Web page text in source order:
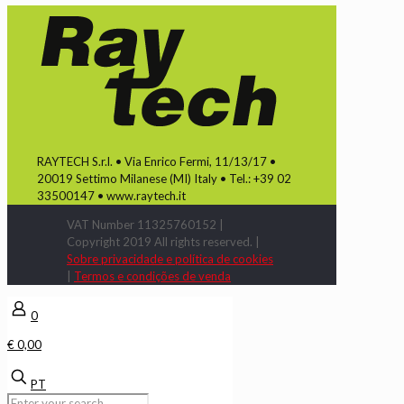
RAYTECH S.r.l. • Via Enrico Fermi, 11/13/17 •
20019 Settimo Milanese (MI) Italy • Tel.: +39 02
33500147 • www.raytech.it
VAT Number 11325760152 |
Copyright 2019 All rights reserved. |
Sobre privacidade e política de cookies
Termos e condições de venda
0
€ 0,00
PT